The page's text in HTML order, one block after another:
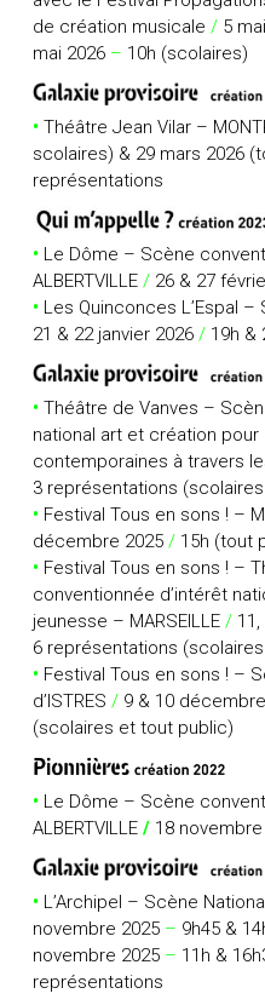
de création musicale/ 5
mai 2026 – 10h (scolaires)
•Théâtre Jean Vilar –
scolaires) & 29 mars 2026
représentations
• Le Dôme – Scène
ALBERTVILLE / 26 & 27
• Les Quinconces L’Espal
21 & 22 janvier 2026/ 19h &
•Théâtre de Vanves –
national art et création
contemporaines à travers
3 représentations
• Festival Tous en sons ! –
décembre 2025/ 15h (tout
• Festival Tous en sons ! –
conventionnée d’intérêt
jeunesse – MARSEILLE /
6 représentations
• Festival Tous en sons ! –
d’ISTRES / 9 & 10
(scolaires et tout public)
• Le Dôme – Scène
ALBERTVILLE / 18
• L’Archipel – Scène
novembre 2025 – 9h45 &
novembre 2025 – 11h &
représentations